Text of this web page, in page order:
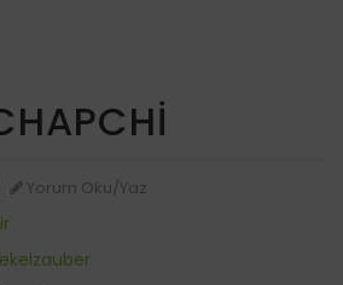
Yorum Oku/Yaz